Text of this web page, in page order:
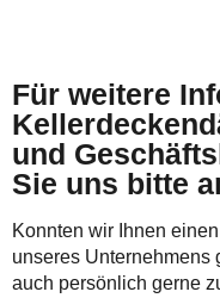
Für weitere
und
Sie uns bitte
Konnten wir Ihnen
unseres Unternehmens
auch persönlich gerne